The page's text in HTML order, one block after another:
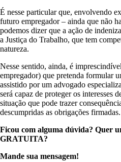
É nesse particular que, envolvendo
futuro empregador – ainda que não
podemos dizer que a ação de
a Justiça do Trabalho, que tem
natureza.
Nesse sentido, ainda, é
empregador) que pretenda formular
assistido por um advogado
será capaz de proteger os interesses
situação que pode trazer
descumpridas as obrigações firmadas.
Ficou com alguma dúvida? Quer
GRATUITA?
Mande sua mensagem!